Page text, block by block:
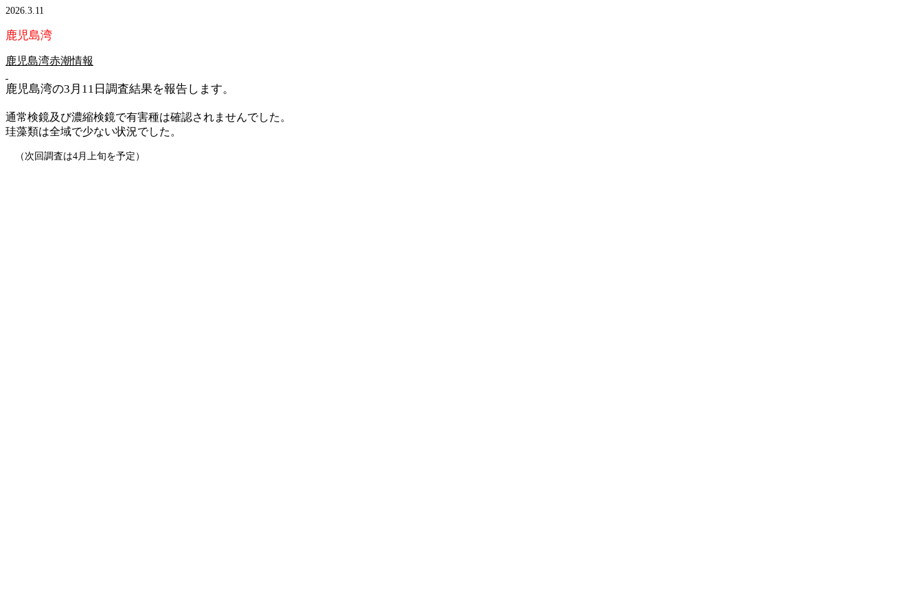
2026.3.11
鹿児島湾
鹿児島湾赤潮情報
鹿児島湾の3月11日調査結果を報告します。
通常検鏡及び濃縮検鏡で有害種は確認されませんでした。
珪藻類は全域で少ない状況でした。
（次回調査は4月上旬を予定）